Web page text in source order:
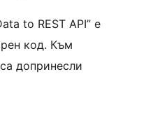
to REST API” е
код. Към
допринесли